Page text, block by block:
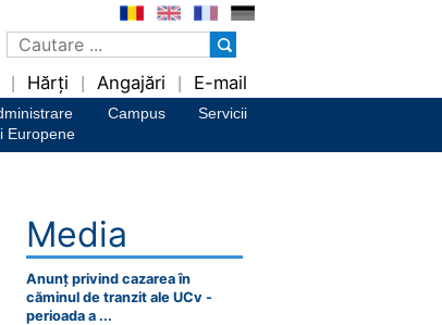
Hărți Angajări E-mail
Europene
Campus Servicii
Media
Anunț privind cazarea în
căminul de tranzit ale UCv -
perioada a ...